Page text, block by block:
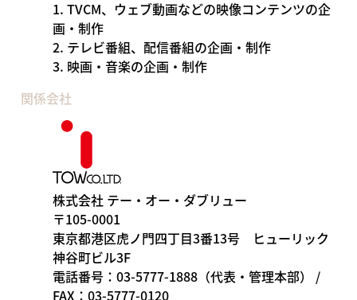
1. TVCM、ウェブ動画などの映像コンテンツの企
画・制作
2. テレビ番組、配信番組の企画・制作
3. 映画・音楽の企画・制作
関係会社
株式会社 テー・オー・ダブリュー
〒105-0001
東京都港区虎ノ門四丁目3番13号 ヒューリック
神谷町ビル3F
電話番号：03-5777-1888（代表・管理本部） /
FAX：03-5777-0120